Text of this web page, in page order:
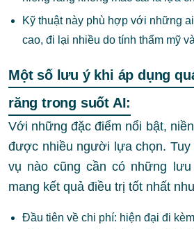
Kỹ thuật này phù hợp với những
cao, đi lại nhiều do tính thẩm mỹ
Một số lưu ý khi áp dụng
răng trong suốt AI:
Với những đặc điểm nổi bật,
được nhiều người lựa chọn. Tuy
vụ nào cũng cần có những
mang kết quả điều trị tốt nhất
Đầu tiên về chi phí: hiện đại đi